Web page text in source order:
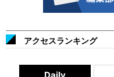
アクセスランキング